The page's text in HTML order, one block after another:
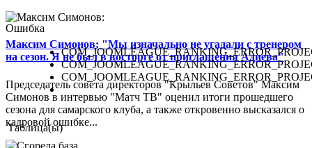
Максим Симонов: "Мы изначально не угадали с тренером
на сезон. Я не был в восторге от приглашения Адиева"
Председатель совета директоров "Крыльев Советов" Максим
Симонов в интервью "Матч ТВ" оценил итоги прошедшего
сезона для самарского клуба, а также откровенно высказался о
кадровой ошибке...
Ошибка
Таблица(ы)